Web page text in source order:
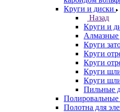
Круги и диски
Назад
Круги и
Алмазные
Круги
Круги
Круги
Круги
Круги
Пильные
Полировальные
Полотна для